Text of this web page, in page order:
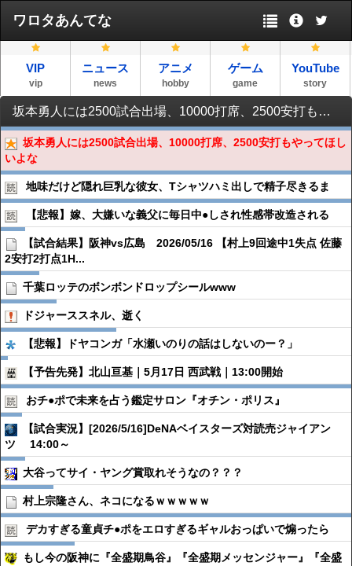
ワロタあんてな
VIP
vip
ニュース
news
アニメ
hobby
ゲーム
game
YouTube
story
坂本勇人には2500試合出場、10000打席、2500安打もやってほしいよな
坂本勇人には2500試合出場、10000打席、2500安打もやってほし
いよな
地味だけど隠れ巨乳な彼女、Tシャツハミ出しで精子尽きるま
【悲報】嫁、大嫌いな義父に毎日中●︎しされ性感帯改造される
【試合結果】阪神vs広島 2026/05/16 【村上9回途中1失点 佐藤
2安打2打点1H...
千葉ロッテのボンボンドロップシールwww
ドジャーススネル、逝く
【悲報】ドヤコンガ「水瀬いのりの話はしないのー？」
【予告先発】北山亘基｜5月17日 西武戦｜13:00開始
おチ●︎ポで未来を占う鑑定サロン『オチン・ポリス』
【試合実況】[2026/5/16]DeNAベイスターズ対読売ジャイアン
ツ 14:00～
大谷ってサイ・ヤング賞取れそうなの？？？
村上宗隆さん、ネコになるｗｗｗｗｗ
デカすぎる童貞チ●︎ポをエロすぎるギャルおっぱいで煽ったら
もし今の阪神に『全盛期鳥谷』『全盛期メッセンジャー』『全盛